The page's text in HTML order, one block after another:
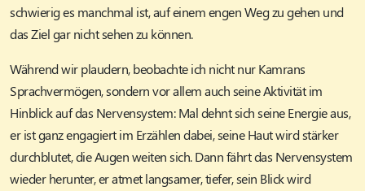
schwierig es manchmal ist, auf einem engen Weg zu gehen und
das Ziel gar nicht sehen zu können.
Während wir plaudern, beobachte ich nicht nur Kamrans
Sprachvermögen, sondern vor allem auch seine Aktivität im
Hinblick auf das Nervensystem: Mal dehnt sich seine Energie aus,
er ist ganz engagiert im Erzählen dabei, seine Haut wird stärker
durchblutet, die Augen weiten sich. Dann fährt das Nervensystem
wieder herunter, er atmet langsamer, tiefer, sein Blick wird